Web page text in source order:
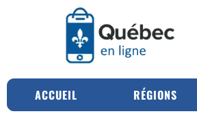
ACCUEIL RÉGIONS